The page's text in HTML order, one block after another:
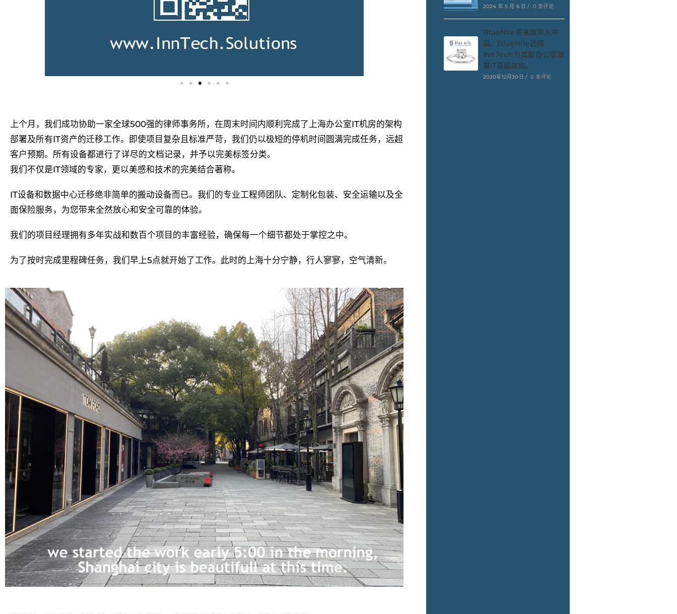
上个月，我们成功协助一家全球500强的律师事务所，在周末时间内顺利完成了上海办公室IT机房的架构
部署及所有IT资产的迁移工作。即使项目复杂且标准严苛，我们仍以极短的停机时间圆满完成任务，远超
客户预期。所有设备都进行了详尽的文档记录，并予以完美标签分类。
我们不仅是IT领域的专家，更以美感和技术的完美结合著称。
IT设备和数据中心迁移绝非简单的搬动设备而已。我们的专业工程师团队、定制化包装、安全运输以及全
面保险服务，为您带来全然放心和安全可靠的体验。
我们的项目经理拥有多年实战和数百个项目的丰富经验，确保每一个细节都处于掌控之中。
为了按时完成里程碑任务，我们早上5点就开始了工作。此时的上海十分宁静，行人寥寥，空气清新。
2024 年 5 月 6 日 / 0 条评论
BlueNile将璀璨带入中
国。BlueNile选择
InnTech为其新办公室部
署IT基础架构。
2020年12月30日 / 0 条评论